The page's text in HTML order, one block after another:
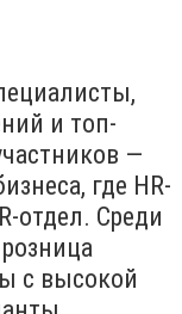
и топ-
—
где HR-
отдел. Среди
с высокой